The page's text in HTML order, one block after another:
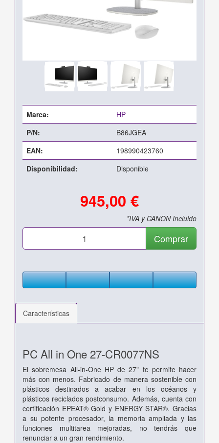
Marca:
HP
P/N:
B86JGEA
EAN:
198990423760
Disponibilidad:
Disponible
945,00 €
*IVA y CANON Incluido
Comprar
Características
PC All in One 27-CR0077NS
El sobremesa All-in-One HP de 27" te permite hacer
más con menos. Fabricado de manera sostenible con
plásticos destinados a acabar en los océanos y
plásticos reciclados postconsumo. Además, cuenta con
certificación EPEAT® Gold y ENERGY STAR®. Gracias
a su potente procesador, la memoria ampliada y las
funciones multitarea mejoradas, no tendrás que
renunciar a un gran rendimiento.